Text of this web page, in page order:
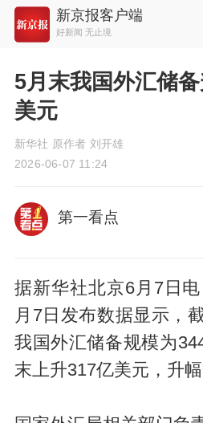
新京报客户端
好新闻 无止境
5月末我国外汇储
美元
新华社 原作者 刘开雄
2026-06-07 11:24
第一看点
据新华社北京6月7日
月7日发布数据显示，
我国外汇储备规模为
末上升317亿美元，升幅